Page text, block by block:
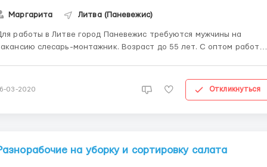
Маргарита Литва (Паневежис)
работы в Литве город Паневежис требуются мужчины на
слесарь-монтажник. Возраст до 55 лет. С оптом работы
польской+командировка). Трудовой договор в Литовской
03-2020 Откликнуться
на уборку и сортировку салата